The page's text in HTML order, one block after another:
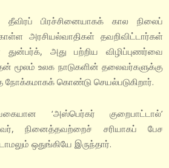
பிரச்சினையாகக் கால நிலைப்
அரசியல்வாதிகள் தவறிவிட்டார்கள்
துன்பர்க், அது பற்றிய விழிப்புணர்வை
மூலம் உலக நாடுகளின் தலைவர்களுக்கு
நோக்கமாகக் கொண்டு செயல்படுகிறார்.
‘அஸ்பெர்கர் குறைபாட்டால்’
இவர், நினைத்தவற்றைச் சரியாகப் பேச
ஒதுங்கியே இருந்தார்.